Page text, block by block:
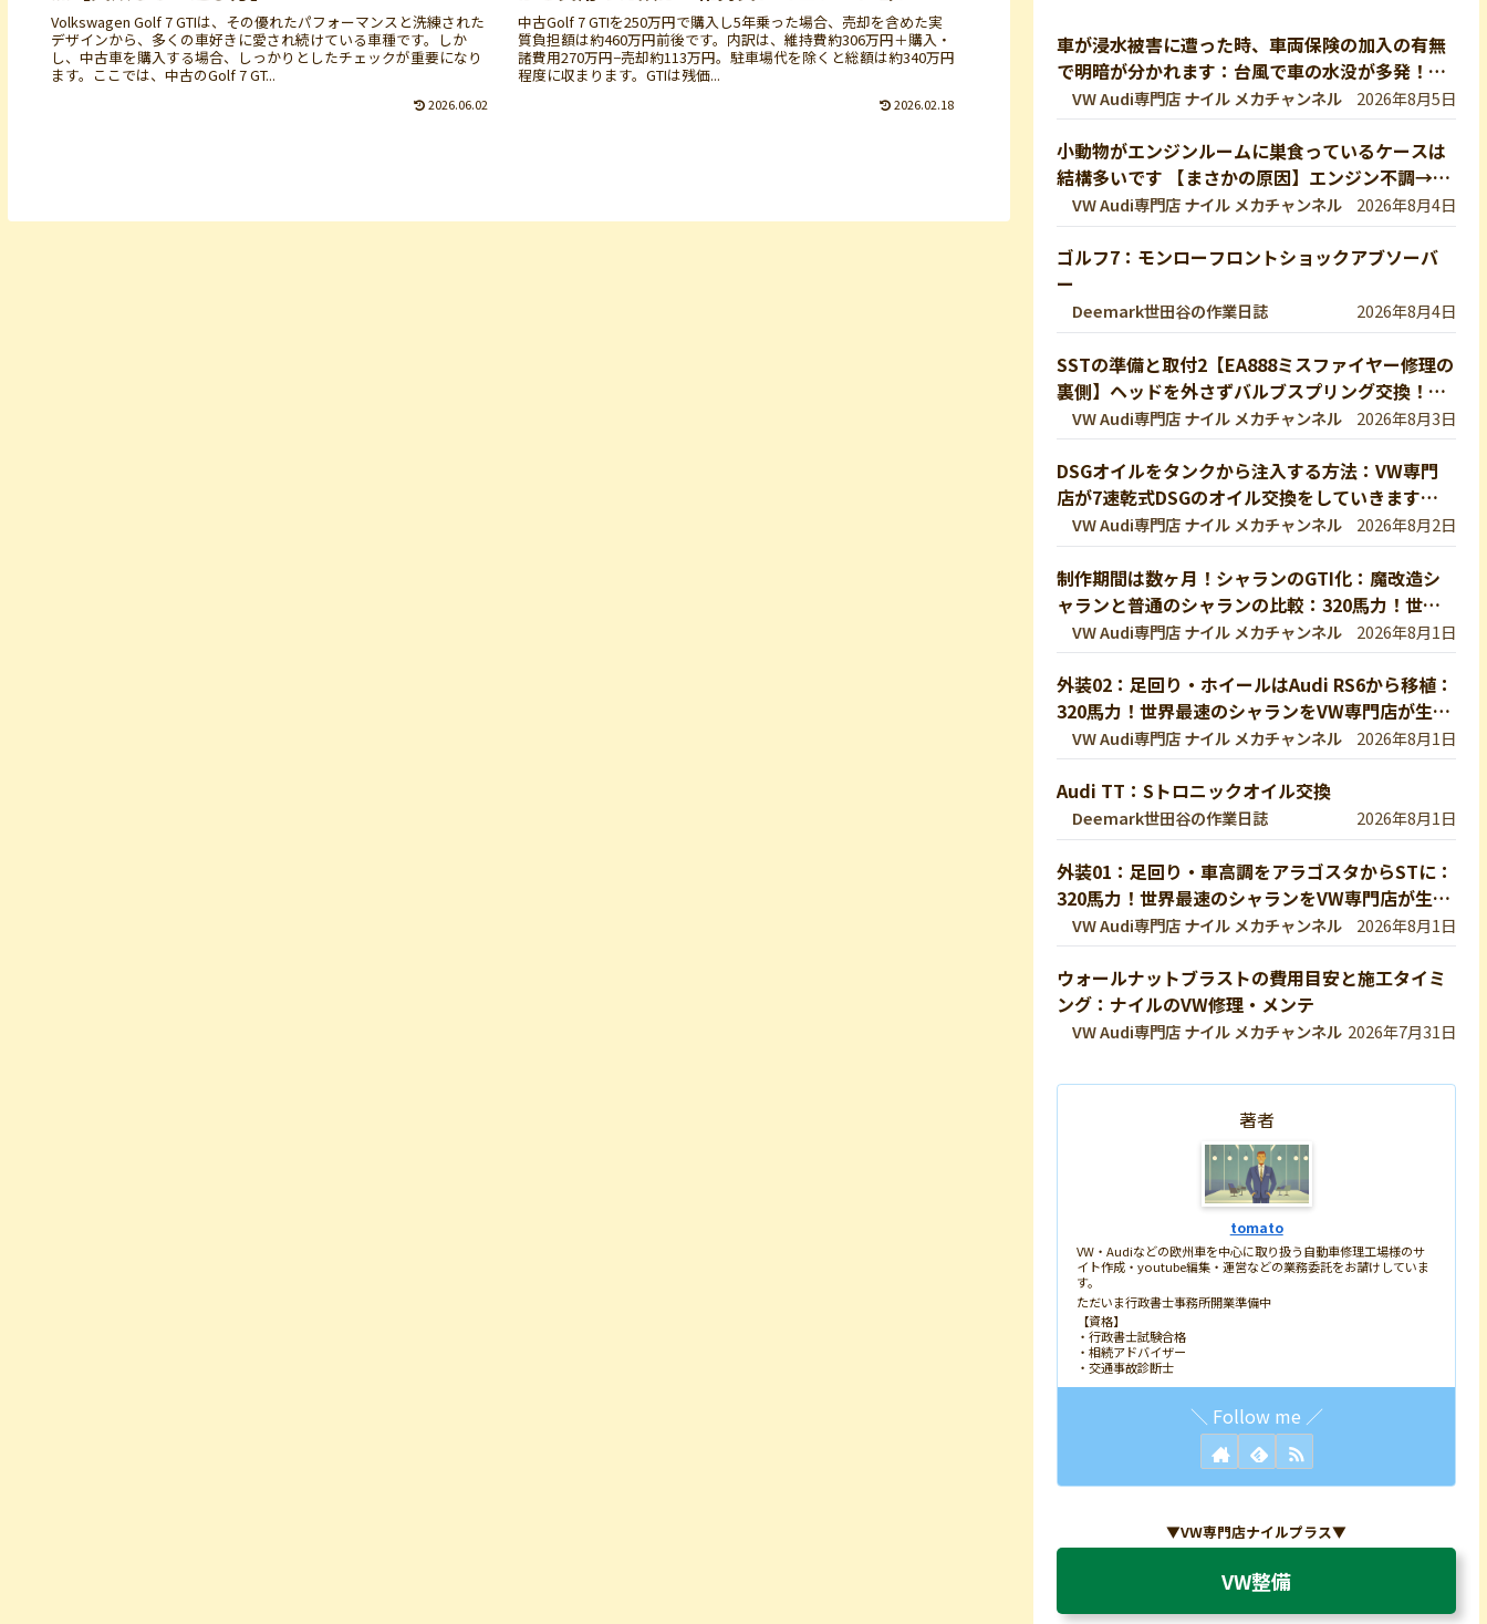
Volkswagen Golf 7 GTIは、その優れたパフォーマンスと洗練された
デザインから、多くの車好きに愛され続けている車種です。しか
し、中古車を購入する場合、しっかりとしたチェックが重要になり
ます。ここでは、中古のGolf 7 GT...
2026.06.02
中古Golf 7 GTIを250万円で購入し5年乗った場合、売却を含めた実
質負担額は約460万円前後です。内訳は、維持費約306万円＋購入・
諸費用270万円−売却約113万円。駐車場代を除くと総額は約340万円
程度に収まります。GTIは残価...
2026.02.18
車が浸水被害に遭った時、車両保険の加入の有無
で明暗が分かれます：台風で車の水没が多発！冠
水車の見分け方や注意ポイントをVW専門店が解
説していきます！【VW修理】
VW Audi専門店 ナイル メカチャンネル 2026年8月5日
小動物がエンジンルームに巣食っているケースは
結構多いです 【まさかの原因】エンジン不調→開
けたら小動物の巣だった… 【VW修理】
VW Audi専門店 ナイル メカチャンネル 2026年8月4日
ゴルフ7：モンローフロントショックアブソーバ
ー
Deemark世田谷の作業日誌 2026年8月4日
SSTの準備と取付2【EA888ミスファイヤー修理の
裏側】ヘッドを外さずバルブスプリング交換！特
殊工具で行う実作業を完全公開 【VW修理】
VW Audi専門店 ナイル メカチャンネル 2026年8月3日
DSGオイルをタンクから注入する方法：VW専門
店が7速乾式DSGのオイル交換をしていきます！
DQ200【VW修理】
VW Audi専門店 ナイル メカチャンネル 2026年8月2日
制作期間は数ヶ月！シャランのGTI化：魔改造シ
ャランと普通のシャランの比較：320馬力！世界
最速のシャランをVW専門店が生み出したので紹
介します！ 【VW修理】
VW Audi専門店 ナイル メカチャンネル 2026年8月1日
外装02：足回り・ホイールはAudi RS6から移植：
320馬力！世界最速のシャランをVW専門店が生み
出したので紹介します！
VW Audi専門店 ナイル メカチャンネル 2026年8月1日
Audi TT：Sトロニックオイル交換
Deemark世田谷の作業日誌 2026年8月1日
外装01：足回り・車高調をアラゴスタからSTに：
320馬力！世界最速のシャランをVW専門店が生み
出したので紹介します！
VW Audi専門店 ナイル メカチャンネル 2026年8月1日
ウォールナットブラストの費用目安と施工タイミ
ング：ナイルのVW修理・メンテ
VW Audi専門店 ナイル メカチャンネル 2026年7月31日
著者
tomato
VW・Audiなどの欧州車を中心に取り扱う自動車修理工場様のサ
イト作成・youtube編集・運営などの業務委託をお請けしていま
す。
ただいま行政書士事務所開業準備中
【資格】
・行政書士試験合格
・相続アドバイザー
・交通事故診断士
▼VW専門店ナイルプラス▼
VW整備